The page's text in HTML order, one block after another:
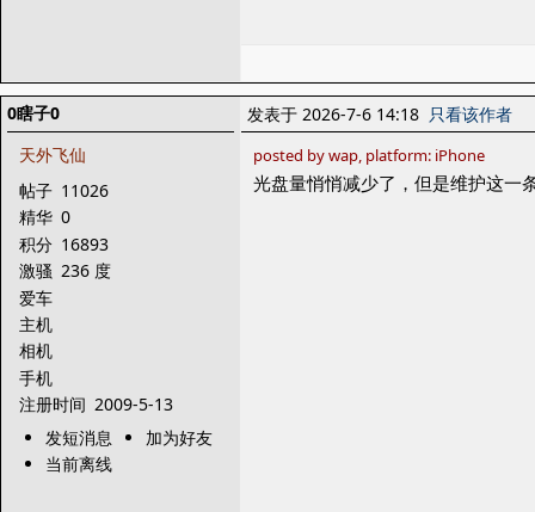
0瞎子0
天外飞仙
帖子 11026
精华 0
积分 16893
激骚 236 度
爱车
主机
相机
手机
注册时间 2009-5-13
发短消息
加为好友
当前离线
发表于 2026-7-6 14:18 只看该作者
posted by wap, platform: iPhone
光盘量悄悄减少了，但是维护这一